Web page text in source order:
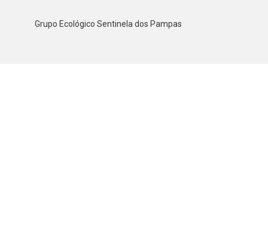
Grupo Ecológico Sentinela dos Pampas